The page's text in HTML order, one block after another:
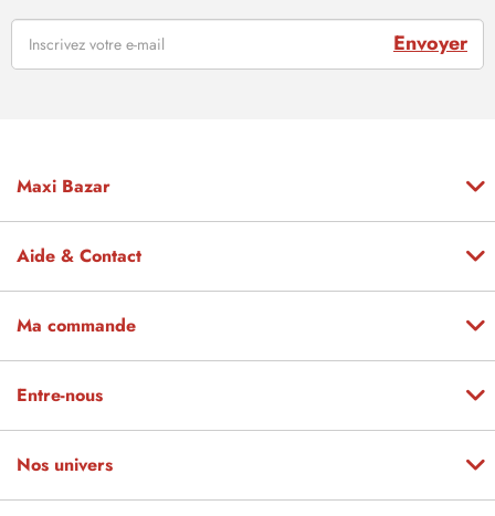
Envoyer
Maxi Bazar
Aide & Contact
Ma commande
Entre-nous
Nos univers